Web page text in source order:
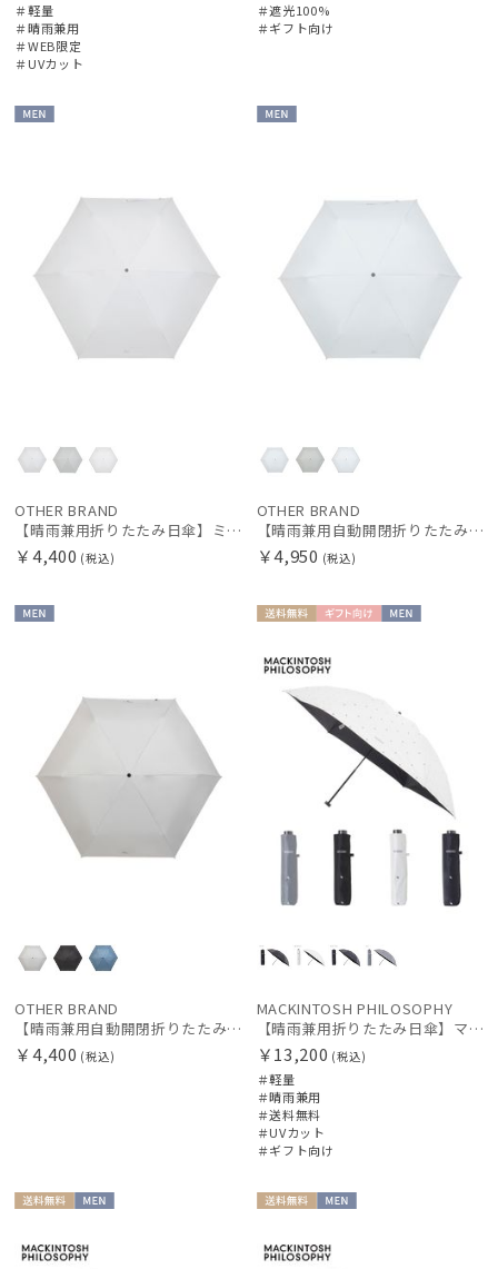
＃軽量
＃晴雨兼用
＃WEB限定
＃UVカット
＃遮光100%
＃ギフト向け
OTHER BRAND
【晴雨兼用折りたたみ日傘】ミズノ（MIZUNO）プレーン 遮光100 UV100 遮熱効果
￥4,400 (税込)
OTHER BRAND
【晴雨兼用自動開閉折りたたみ日傘】ミズノ（MIZUNO）プレーン 遮光100 UV100 遮熱効果 ワンタッチ開閉 大きめ58cm
￥4,950 (税込)
OTHER BRAND
【晴雨兼用自動開閉折りたたみ日傘】ミズノ（MIZUNO）プレーン 遮光100 UV100 遮熱効果 ワンタッチ開閉 大きめ58cm
￥4,400 (税込)
料
向け
MACKINTOSH PHILOSOPHY
【晴雨兼用折りたたみ日傘】マッキントッシュ フィロソフィー (MACKINTOSH PHILOSOPHY) アンブレラモチーフ
￥13,200 (税込)
＃軽量
＃晴雨兼用
＃送料無料
＃UVカット
＃ギフト向け
料
料